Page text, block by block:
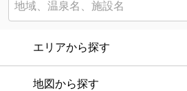
エリアから探す
地図から探す